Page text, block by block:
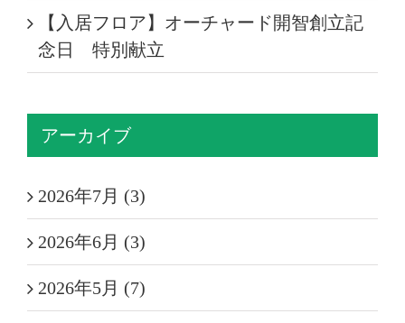
【入居フロア】オーチャード開智創立記
念日 特別献立
アーカイブ
2026年7月 (3)
2026年6月 (3)
2026年5月 (7)